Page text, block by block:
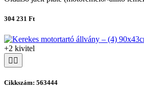
304 231 Ft
+2 kivitel
Cikkszám: 563444